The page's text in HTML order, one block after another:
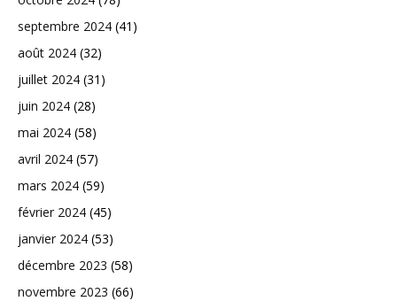
septembre 2024 (41)
août 2024 (32)
juillet 2024 (31)
juin 2024 (28)
mai 2024 (58)
avril 2024 (57)
mars 2024 (59)
février 2024 (45)
janvier 2024 (53)
décembre 2023 (58)
novembre 2023 (66)